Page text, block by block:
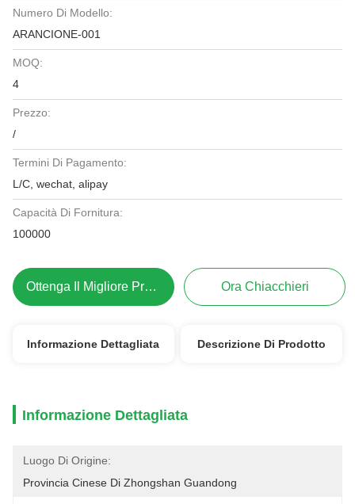
Numero Di Modello:
ARANCIONE-001
MOQ:
4
Prezzo:
/
Termini Di Pagamento:
L/C, wechat, alipay
Capacità Di Fornitura:
100000
Ottenga Il Migliore Prezzo Ora Chiacchieri
Informazione Dettagliata Descrizione Di Prodotto
Informazione Dettagliata
Luogo Di Origine:
Provincia Cinese Di Zhongshan Guandong